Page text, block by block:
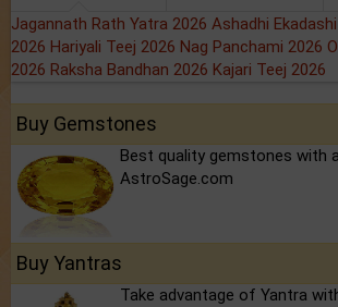
Jagannath Rath Yatra 2026 Ashadhi
2026 Hariyali Teej 2026 Nag Panchami 2026
2026 Raksha Bandhan 2026 Kajari Teej 2026
Buy Gemstones
Best quality gemstones with
AstroSage.com
Buy Yantras
Take advantage of Yantra